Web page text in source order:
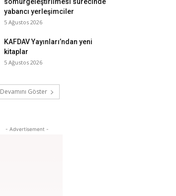
yabancı yerleşimciler
5 Ağustos 2026
KAFDAV Yayınları’ndan yeni
kitaplar
5 Ağustos 2026
Devamını Göster
- Advertisement -